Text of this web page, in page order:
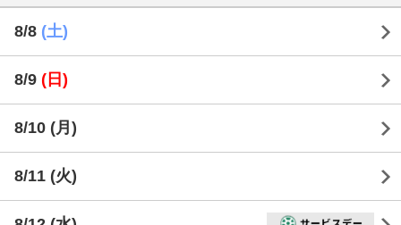
8/8 (土)
8/9 (日)
8/10 (月)
8/11 (火)